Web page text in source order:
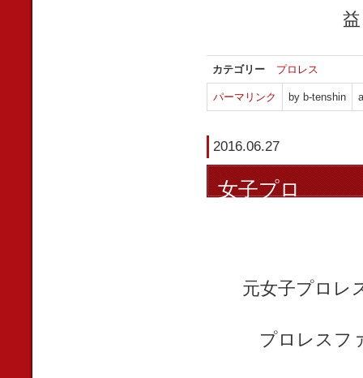
カテゴリー プロレス
パーマリンク by b-tenshin
2016.06.27
女子プロ
元女子プロレ
プロレスフ